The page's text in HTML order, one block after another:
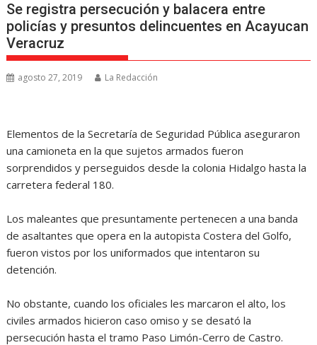
Se registra persecución y balacera entre
policías y presuntos delincuentes en Acayucan
Veracruz
agosto 27, 2019 La Redacción
Elementos de la Secretaría de Seguridad Pública aseguraron
una camioneta en la que sujetos armados fueron
sorprendidos y perseguidos desde la colonia Hidalgo hasta la
carretera federal 180.
Los maleantes que presuntamente pertenecen a una banda
de asaltantes que opera en la autopista Costera del Golfo,
fueron vistos por los uniformados que intentaron su
detención.
No obstante, cuando los oficiales les marcaron el alto, los
civiles armados hicieron caso omiso y se desató la
persecución hasta el tramo Paso Limón-Cerro de Castro.